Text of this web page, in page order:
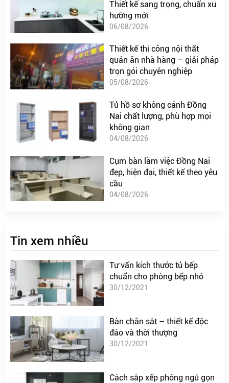
Thiết kế sang trọng, chuẩn xu
hướng mới
06/08/2026
Thiết kế thi công nội thất
quán ăn nhà hàng – giải pháp
trọn gói chuyên nghiệp
05/08/2026
Tủ hồ sơ không cánh Đồng
Nai chất lượng, phù hợp mọi
không gian
04/08/2026
Cụm bàn làm việc Đồng Nai
đẹp, hiện đại, thiết kế theo yêu
cầu
04/08/2026
Tin xem nhiều
Tư vấn kích thước tủ bếp
chuẩn cho phòng bếp nhỏ
30/12/2021
Bàn chân sắt – thiết kế độc
đáo và thời thượng
30/12/2021
Cách sắp xếp phòng ngủ gọn